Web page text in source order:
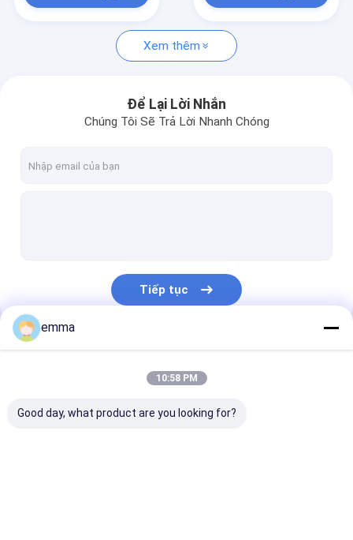
Kẹp găng tay nhựa
Thẻ nhựa an toàn
Giá đỡ chìa khóa nhựa
Giấy nến chữ nhựa
Pallet nhựa xếp chồng
Xem thêm
Để Lại Lời Nhắn
Chúng Tôi Sẽ Trả Lời Nhanh Chóng
Tiếp tục
Danh Mục Của Chúng Tôi
emma
10:58 PM
Good day, what product are you looking for?